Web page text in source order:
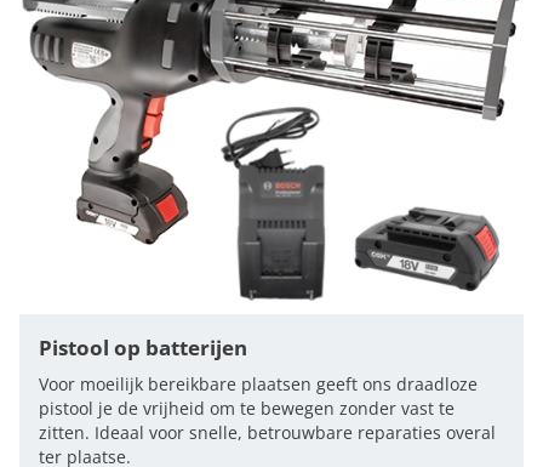
Pistool op batterijen
Voor moeilijk bereikbare plaatsen geeft ons draadloze
pistool je de vrijheid om te bewegen zonder vast te
zitten. Ideaal voor snelle, betrouwbare reparaties overal
ter plaatse.